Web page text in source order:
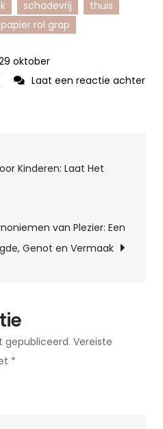
schadevrij
thuis
rol grap
oktober
Laat een reactie achter
Kinderen: Laat Het
van Plezier: Een
Genot en Vermaak
gepubliceerd. Vereiste
*